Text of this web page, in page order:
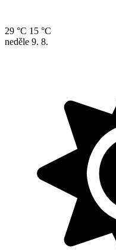
29 °C 15 °C
neděle 9. 8.